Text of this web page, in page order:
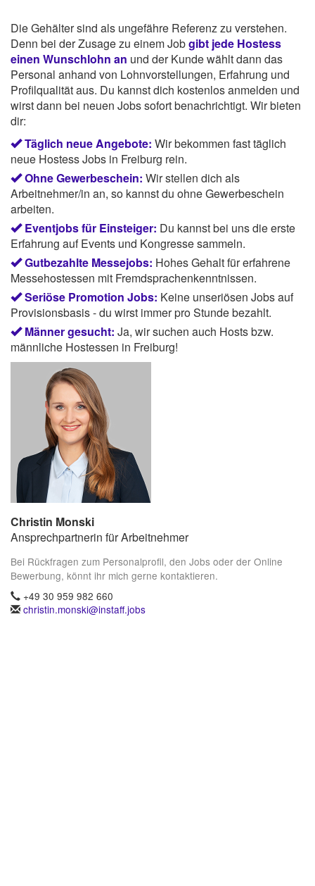
Die Gehälter sind als ungefähre Referenz zu verstehen.
Denn bei der Zusage zu einem Jobgibt jede Hostess
einen Wunschlohn an und der Kunde wählt dann das
Personal anhand von Lohnvorstellungen, Erfahrung und
Profilqualität aus. Du kannst dich kostenlos anmelden und
wirst dann bei neuen Jobs sofort benachrichtigt. Wir bieten
dir:
Täglich neue Angebote: Wir bekommen fast täglich
neue Hostess Jobs in Freiburg rein.
Ohne Gewerbeschein: Wir stellen dich als
Arbeitnehmer/in an, so kannst du ohne Gewerbeschein
arbeiten.
Eventjobs für Einsteiger: Du kannst bei uns die erste
Erfahrung auf Events und Kongresse sammeln.
Gutbezahlte Messejobs: Hohes Gehalt für erfahrene
Messehostessen mit Fremdsprachenkenntnissen.
Seriöse Promotion Jobs: Keine unseriösen Jobs auf
Provisionsbasis - du wirst immer pro Stunde bezahlt.
Männer gesucht: Ja, wir suchen auch Hosts bzw.
männliche Hostessen in Freiburg!
Christin Monski
Ansprechpartnerin für Arbeitnehmer
Bei Rückfragen zum Personalprofil, den Jobs oder der Online
Bewerbung, könnt ihr mich gerne kontaktieren.
+49 30 959 982 660
christin.monski@instaff.jobs